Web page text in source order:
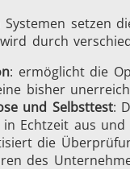
setzen
durch
: ermöglicht die
bisher
und Selbsttest:
Echtzeit aus
die
des